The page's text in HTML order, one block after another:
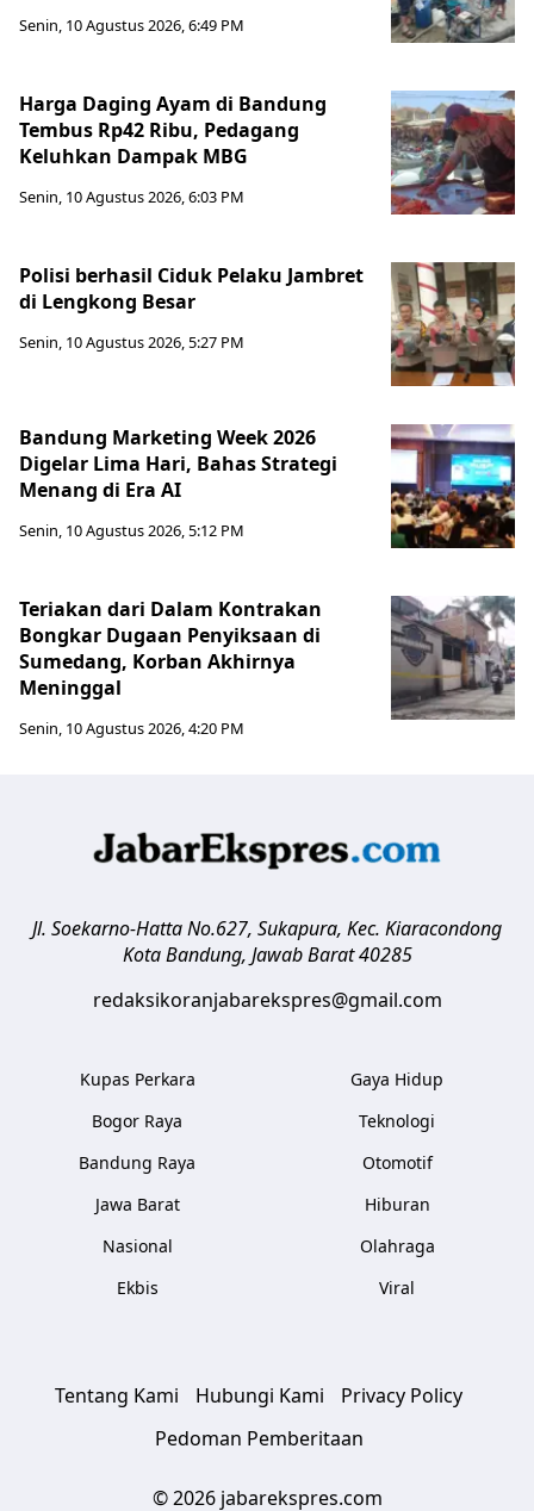
Senin, 10 Agustus 2026, 6:49 PM
Harga Daging Ayam di Bandung
Tembus Rp42 Ribu, Pedagang
Keluhkan Dampak MBG
Senin, 10 Agustus 2026, 6:03 PM
Polisi berhasil Ciduk Pelaku Jambret
di Lengkong Besar
Senin, 10 Agustus 2026, 5:27 PM
Bandung Marketing Week 2026
Digelar Lima Hari, Bahas Strategi
Menang di Era AI
Senin, 10 Agustus 2026, 5:12 PM
Teriakan dari Dalam Kontrakan
Bongkar Dugaan Penyiksaan di
Sumedang, Korban Akhirnya
Meninggal
Senin, 10 Agustus 2026, 4:20 PM
Jl. Soekarno-Hatta No.627, Sukapura, Kec. Kiaracondong
Kota Bandung, Jawab Barat 40285
redaksikoranjabarekspres@gmail.com
Kupas Perkara
Bogor Raya
Bandung Raya
Jawa Barat
Nasional
Ekbis
Gaya Hidup
Teknologi
Otomotif
Hiburan
Olahraga
Viral
Tentang Kami Hubungi Kami
Privacy Policy
Pedoman Pemberitaan
© 2026 jabarekspres.com